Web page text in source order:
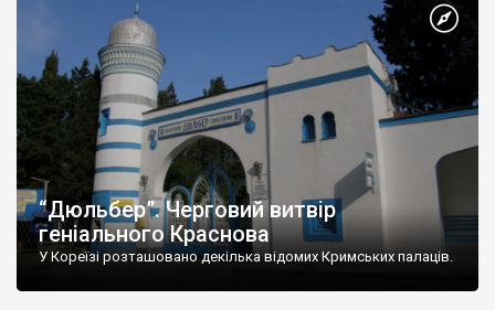
“Дюльбер”. Черговий витвір
геніального Краснова
У Кореїзі розташовано декілька відомих Кримських палаців.